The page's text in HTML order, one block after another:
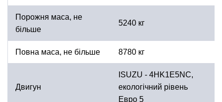
Порожня маса, не
більше
5240 кг
Повна маса, не більше 8780 кг
Двигун
ISUZU - 4HK1E5NC,
екологічний рівень
Евро 5